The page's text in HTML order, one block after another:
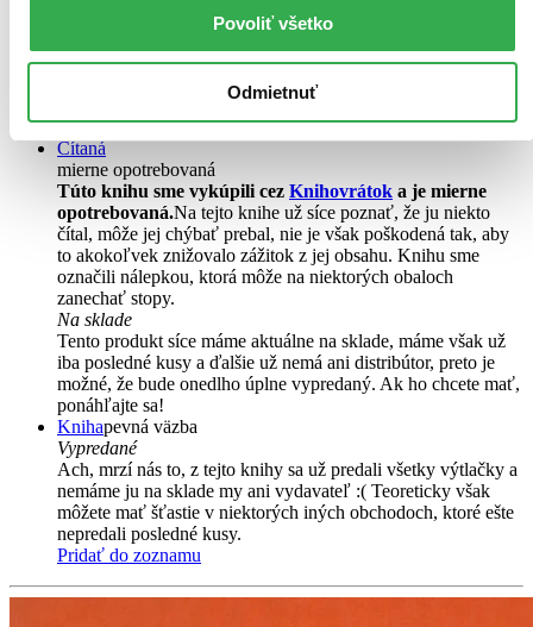
Povoliť všetko
Odmietnuť
Dvě desítky reportáží z NDR ukazujících růst nového
demokratického Německa, v konfrontaci se životem v západ.
Čítaná
mierne opotrebovaná
Túto knihu sme vykúpili cez Knihovrátok a je mierne
opotrebovaná.Na tejto knihe už síce poznať, že ju niekto
čítal, môže jej chýbať prebal, nie je však poškodená tak, aby
to akokoľvek znižovalo zážitok z jej obsahu. Knihu sme
označili nálepkou, ktorá môže na niektorých obaloch
zanechať stopy.
Na sklade
Tento produkt síce máme aktuálne na sklade, máme však už
iba posledné kusy a ďalšie už nemá ani distribútor, preto je
možné, že bude onedlho úplne vypredaný. Ak ho chcete mať,
ponáhľajte sa!
Knihapevná väzba
Vypredané
Ach, mrzí nás to, z tejto knihy sa už predali všetky výtlačky a
nemáme ju na sklade my ani vydavateľ :( Teoreticky však
môžete mať šťastie v niektorých iných obchodoch, ktoré ešte
nepredali posledné kusy.
Pridať do zoznamu